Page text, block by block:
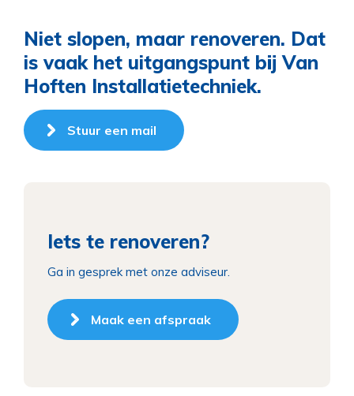
Niet slopen, maar renoveren. Dat
is vaak het uitgangspunt bij Van
Hoften Installatietechniek.
Stuur een mail
Iets te renoveren?
Ga in gesprek met onze adviseur.
Maak een afspraak